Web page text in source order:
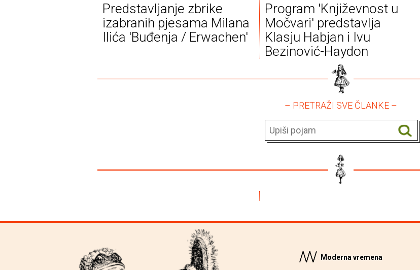
Predstavljanje zbrike
izabranih pjesama Milana
Ilića 'Buđenja / Erwachen'
Program 'Književnost u
Močvari' predstavlja
Klasju Habjan i Ivu
Bezinović-Haydon
– PRETRAŽI SVE ČLANKE –
Moderna vremena